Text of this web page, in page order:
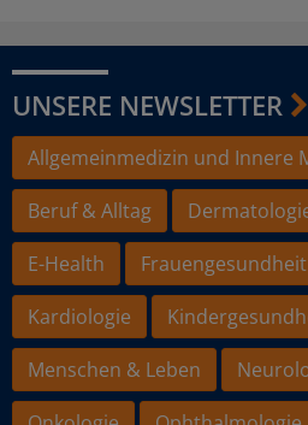
UNSERE NEWSLETTER
Allgemeinmedizin und Innere
Beruf & Alltag
E-Health
Frauengesundheit
Kardiologie
Menschen & Leben